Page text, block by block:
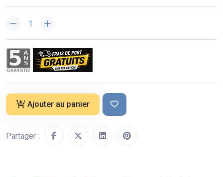
Ajouter au panier
Partager :